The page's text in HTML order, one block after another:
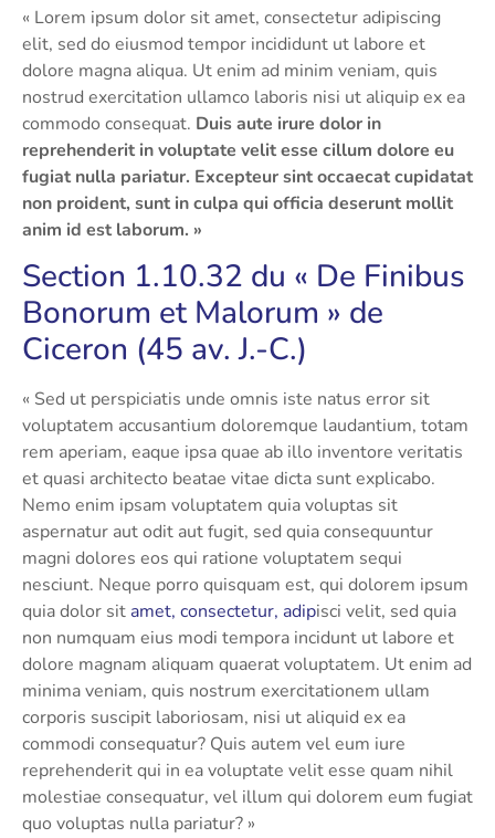
« Lorem ipsum dolor sit amet, consectetur adipiscing
elit, sed do eiusmod tempor incididunt ut labore et
dolore magna aliqua. Ut enim ad minim veniam, quis
nostrud exercitation ullamco laboris nisi ut aliquip ex ea
commodo consequat. Duis aute irure dolor in
reprehenderit in voluptate velit esse cillum dolore eu
fugiat nulla pariatur. Excepteur sint occaecat cupidatat
non proident, sunt in culpa qui officia deserunt mollit
anim id est laborum. »
Section 1.10.32 du « De Finibus
Bonorum et Malorum » de
Ciceron (45 av. J.-C.)
« Sed ut perspiciatis unde omnis iste natus error sit
voluptatem accusantium doloremque laudantium, totam
rem aperiam, eaque ipsa quae ab illo inventore veritatis
et quasi architecto beatae vitae dicta sunt explicabo.
Nemo enim ipsam voluptatem quia voluptas sit
aspernatur aut odit aut fugit, sed quia consequuntur
magni dolores eos qui ratione voluptatem sequi
nesciunt. Neque porro quisquam est, qui dolorem ipsum
quia dolor sit amet, consectetur, adipisci velit, sed quia
non numquam eius modi tempora incidunt ut labore et
dolore magnam aliquam quaerat voluptatem. Ut enim ad
minima veniam, quis nostrum exercitationem ullam
corporis suscipit laboriosam, nisi ut aliquid ex ea
commodi consequatur? Quis autem vel eum iure
reprehenderit qui in ea voluptate velit esse quam nihil
molestiae consequatur, vel illum qui dolorem eum fugiat
quo voluptas nulla pariatur? »